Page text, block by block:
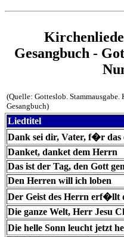
Gesangbuch -
(Quelle: Gotteslob.
Gesangbuch)
Liedtitel
Dank sei dir, Vater, f�r das
Danket, danket dem Herrn
Das ist der Tag, den Gott
Den Herren will ich loben
Der Geist des Herrn erf�llt
Die ganze Welt, Herr Jesu
Die helle Sonn leucht jetzt